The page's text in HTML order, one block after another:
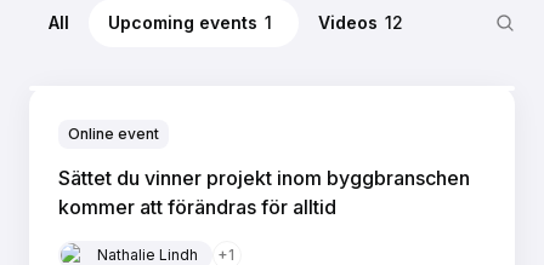
All Upcoming events 1 Videos 12
Online event
Sättet du vinner projekt inom byggbranschen
kommer att förändras för alltid
Nathalie Lindh +1